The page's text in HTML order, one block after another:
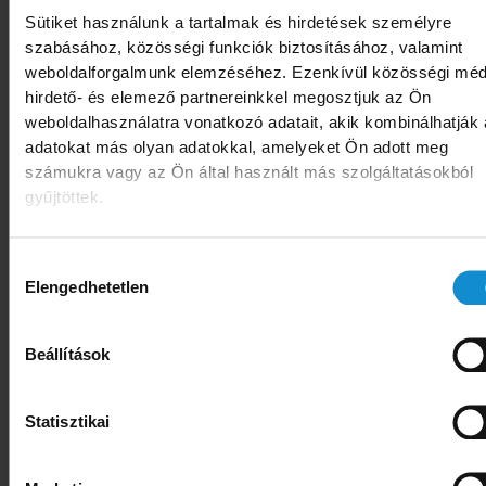
Sütiket használunk a tartalmak és hirdetések személyre
szabásához, közösségi funkciók biztosításához, valamint
weboldalforgalmunk elemzéséhez. Ezenkívül közösségi
hirdető- és elemező partnereinkkel megosztjuk az Ön
weboldalhasználatra vonatkozó adatait, akik kombinálhatják
adatokat más olyan adatokkal, amelyeket Ön adott meg
számukra vagy az Ön által használt más szolgáltatásokból
gyűjtöttek.
kiválasztása
Elengedhetetlen
Beállítások
Statisztikai
meglévő eszközök, például a
takarékosabb használatára irányul, míg más
kisebb-nagyobb átalakításokat igényel.
A kereskedők, szolgáltatók pénzügyi
fejlesztéseket is. Bár a következő
további kihívásokat is jelentenek majd -
energiatakarékos lehetőségek